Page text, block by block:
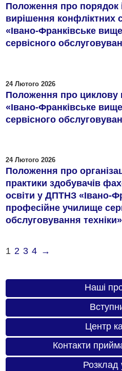
Положення про порядок
вирішення конфліктних
«Івано-Франківське
сервісного
24 Лютого 2026
Положення про циклову
«Івано-Франківське
сервісного
24 Лютого 2026
Положення про
практики здобувачів
освіти у ДПТНЗ «Івано-
професійне училище
обслуговування техніки»
1 2 3 4 →
Наші
Центр
Контакти
Розклад